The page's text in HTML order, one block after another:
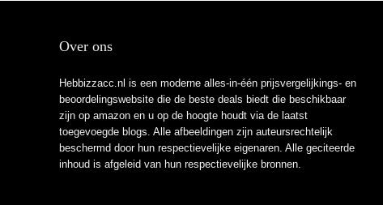
Over ons
Hebbizzacc.nl is een moderne alles-in-één prijsvergelijkings- en
beoordelingswebsite die de beste deals biedt die beschikbaar
zijn op amazon en u op de hoogte houdt via de laatst
toegevoegde blogs. Alle afbeeldingen zijn auteursrechtelijk
beschermd door hun respectievelijke eigenaren. Alle geciteerde
inhoud is afgeleid van hun respectievelijke bronnen.